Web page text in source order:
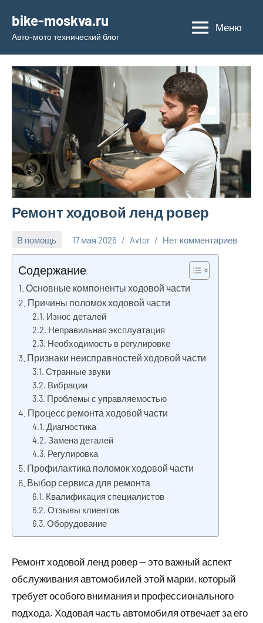
содержимому
bike-moskva.ru
Авто-мото технический блог
Меню
Ремонт ходовой ленд ровер
В помощь 17 мая 2026 Avtor Нет комментариев
Содержание
Основные компоненты ходовой части
Причины поломок ходовой части
Износ деталей
Неправильная эксплуатация
Необходимость в регулировке
Признаки неисправностей ходовой части
Странные звуки
Вибрации
Проблемы с управляемостью
Процесс ремонта ходовой части
Диагностика
Замена деталей
Регулировка
Профилактика поломок ходовой части
Выбор сервиса для ремонта
Квалификация специалистов
Отзывы клиентов
Оборудование
Ремонт ходовой ленд ровер — это важный аспект
обслуживания автомобилей этой марки, который
требует особого внимания и профессионального
подхода. Ходовая часть автомобиля отвечает за его